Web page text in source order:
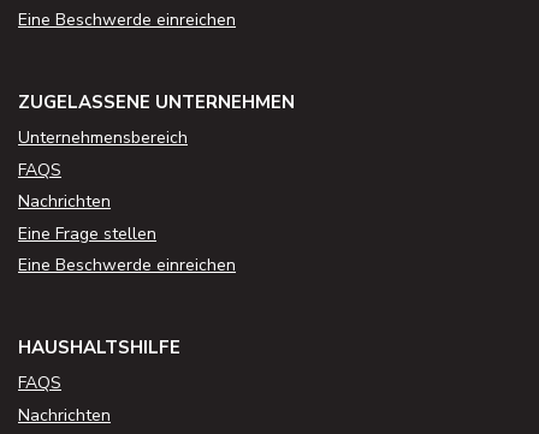
Eine Beschwerde einreichen
ZUGELASSENE UNTERNEHMEN
Unternehmensbereich
FAQS
Nachrichten
Eine Frage stellen
Eine Beschwerde einreichen
HAUSHALTSHILFE
FAQS
Nachrichten